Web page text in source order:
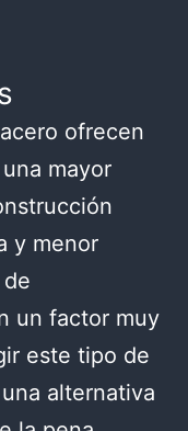
ofrecen
mayor
y menor
un factor muy
este tipo de
alternativa